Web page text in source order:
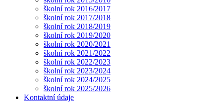
školní rok 2016/2017
školní rok 2017/2018
školní rok 2018/2019
školní rok 2019/2020
školní rok 2020/2021
školní rok 2021/2022
školní rok 2022/2023
školní rok 2023/2024
školní rok 2024/2025
školní rok 2025/2026
Kontaktní údaje